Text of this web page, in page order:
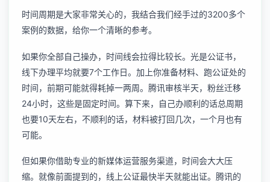
时间周期是大家非常关心的，我结合我们经手过的3200多个
案例的数据，给你一个清晰的参考。
如果你全部自己操办，时间线会拉得比较长。光是公证书，
线下办理平均就要7个工作日。加上你准备材料、跑公证处的
时间，前期可能就得耗掉一两周。腾讯审核半天，粉丝迁移
24小时，这些是固定时间。算下来，自己办顺利的话总周期
也要10天左右，不顺利的话，材料被打回几次，一个月也有
可能。
但如果你借助专业的新媒体运营服务渠道，时间会大大压
缩。就像前面提到的，线上公证最快半天就能出证。腾讯的